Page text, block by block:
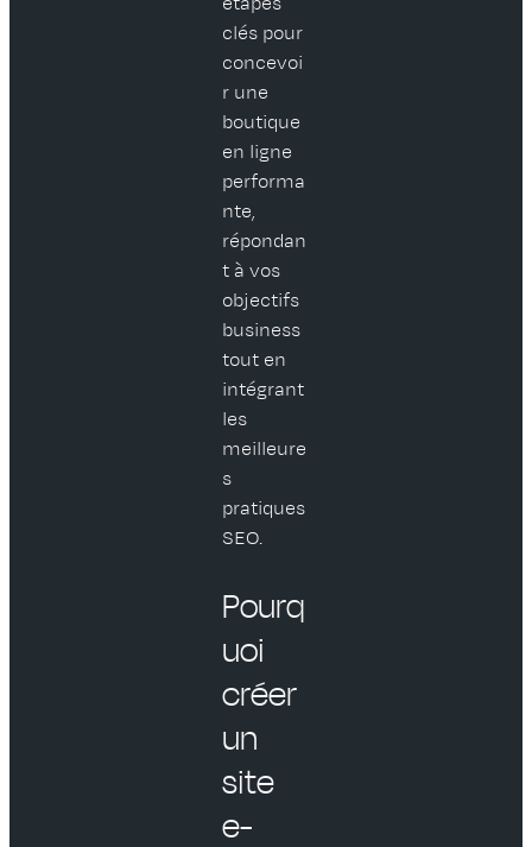
clés pour
concevoi
r une
boutique
en ligne
performa
nte,
répondan
t à vos
objectifs
business
tout en
intégrant
les
meilleure
s
pratiques
SEO.
Pourq
uoi
créer
un
site
e-